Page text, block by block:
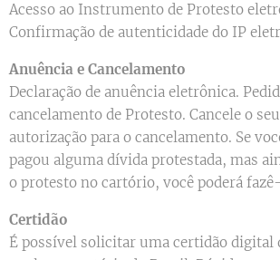
Acesso ao Instrumento de Protesto
Confirmação de autenticidade do IP
Anuência e Cancelamento
Declaração de anuência eletrônica.
cancelamento de Protesto. Cancele o
autorização para o cancelamento. Se
pagou alguma dívida protestada, mas
o protesto no cartório, você poderá
Certidão
É possível solicitar uma certidão digital